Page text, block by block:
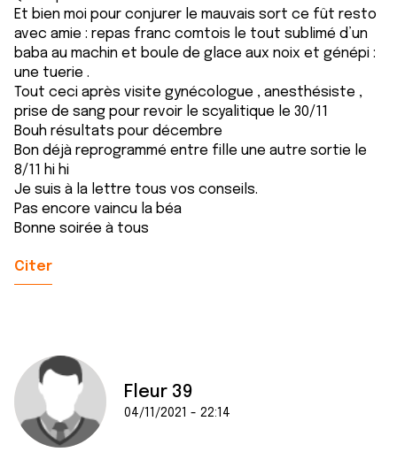
Et bien moi pour conjurer le mauvais sort ce fût resto
avec amie : repas franc comtois le tout sublimé d’un
baba au machin et boule de glace aux noix et génépi :
une tuerie .
Tout ceci après visite gynécologue , anesthésiste ,
prise de sang pour revoir le scyalitique le 30/11
Bouh résultats pour décembre
Bon déjà reprogrammé entre fille une autre sortie le
8/11 hi hi
Je suis à la lettre tous vos conseils.
Pas encore vaincu la béa
Bonne soirée à tous
Citer
Fleur 39
04/11/2021 - 22:14